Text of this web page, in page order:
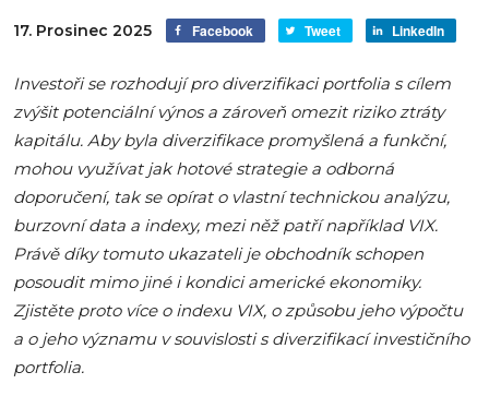
17. Prosinec 2025 Facebook Tweet LinkedIn
Investoři se rozhodují pro diverzifikaci portfolia s cílem
zvýšit potenciální výnos a zároveň omezit riziko ztráty
kapitálu. Aby byla diverzifikace promyšlená a funkční,
mohou využívat jak hotové strategie a odborná
doporučení, tak se opírat o vlastní technickou analýzu,
burzovní data a indexy, mezi něž patří například VIX.
Právě díky tomuto ukazateli je obchodník schopen
posoudit mimo jiné i kondici americké ekonomiky.
Zjistěte proto více o indexu VIX, o způsobu jeho výpočtu
a o jeho významu v souvislosti s diverzifikací investičního
portfolia.